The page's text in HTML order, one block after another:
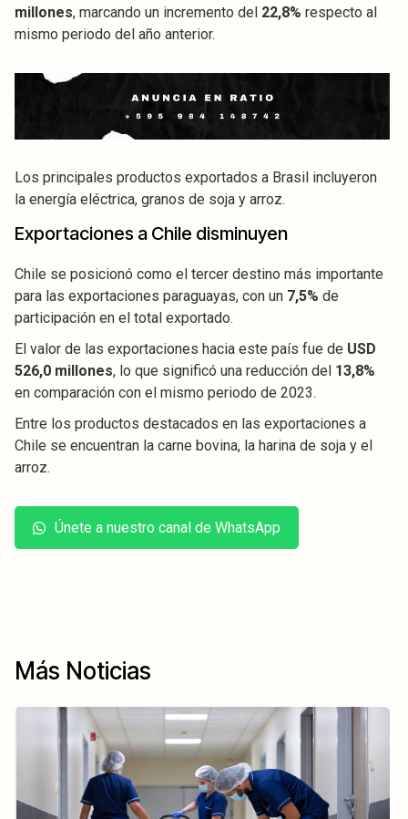
millones, marcando un incremento del 22,8% respecto al
mismo periodo del año anterior.
Los principales productos exportados a Brasil incluyeron
la energía eléctrica, granos de soja y arroz.
Exportaciones a Chile disminuyen
Chile se posicionó como el tercer destino más importante
para las exportaciones paraguayas, con un 7,5% de
participación en el total exportado.
El valor de las exportaciones hacia este país fue de USD
526,0 millones, lo que significó una reducción del 13,8%
en comparación con el mismo periodo de 2023.
Entre los productos destacados en las exportaciones a
Chile se encuentran la carne bovina, la harina de soja y el
arroz.
Únete a nuestro canal de WhatsApp
Más Noticias